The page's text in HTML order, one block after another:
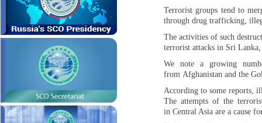
Terrorist groups tend to
through drug trafficking,
The activities of such
terrorist attacks in Sri
We note a growing
from Afghanistan and the
According to some reports,
The attempts of the
in Central Asia are a cause